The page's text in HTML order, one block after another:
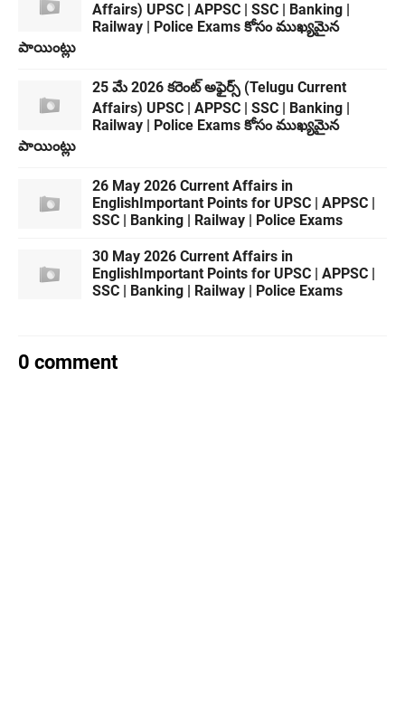
Affairs) UPSC | APPSC | SSC | Banking |
Railway | Police Exams కోసం ముఖ్యమైన
పాయింట్లు
25 మే 2026 కరెంట్ అఫైర్స్ (Telugu Current
Affairs) UPSC | APPSC | SSC | Banking |
Railway | Police Exams కోసం ముఖ్యమైన
పాయింట్లు
26 May 2026 Current Affairs in
EnglishImportant Points for UPSC | APPSC |
SSC | Banking | Railway | Police Exams
30 May 2026 Current Affairs in
EnglishImportant Points for UPSC | APPSC |
SSC | Banking | Railway | Police Exams
0 comment